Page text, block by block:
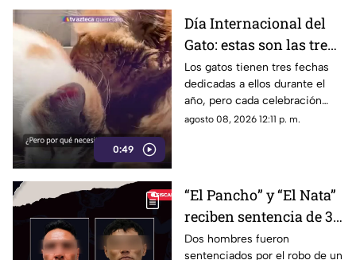
0:49
Día Internacional del
Gato: estas son las tres
fechas del año en que
se celebra a los felinos
Los gatos tienen tres fechas
dedicadas a ellos durante el
año, pero cada celebración
surgió por motivos diferentes.
agosto 08, 2026 12:11 p. m.
“El Pancho” y “El Nata”
reciben sentencia de 3
años por robar un
Dos hombres fueron
sentenciados por el robo de un